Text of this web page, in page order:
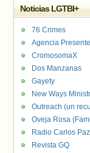
Noticias LGTBI+
76 Crimes
Agencia
CromosomaX
Dos Manzanas
Gayety
New Ways
Outreach (un
Oveja Rosa
Radio Carlos Paz
Revista GQ